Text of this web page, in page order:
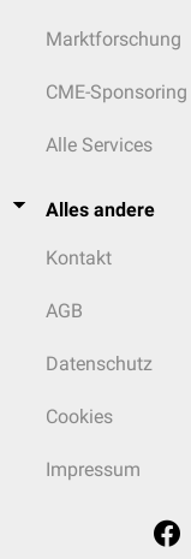
Marktforschung
CME-Sponsoring
Alle Services
Alles andere
Kontakt
AGB
Datenschutz
Cookies
Impressum